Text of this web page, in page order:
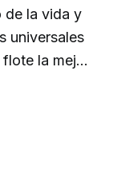
de la vida y
universales
la mejor
Yo
punto de
llamado